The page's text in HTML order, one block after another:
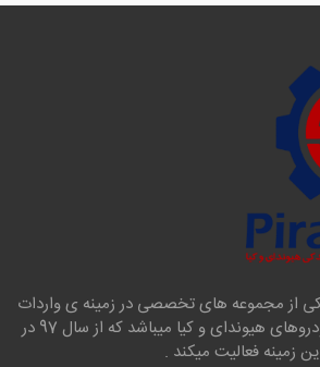
از مجموعه های تخصصی در زمینه ی واردات
و پخش لوازم یدکی خودروهای هیوندای و کیا میباشد که از سال 97 در
زمینه فعالیت میکند .